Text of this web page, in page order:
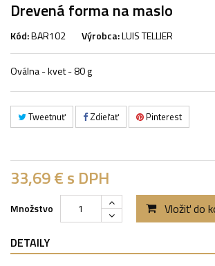
Drevená forma na maslo
Kód:BAR102 Výrobca:LUIS TELLIER
Oválna - kvet - 80 g
Tweetnuť Zdieľať Pinterest
33,69 €s DPH
Množstvo Vložiť do
DETAILY